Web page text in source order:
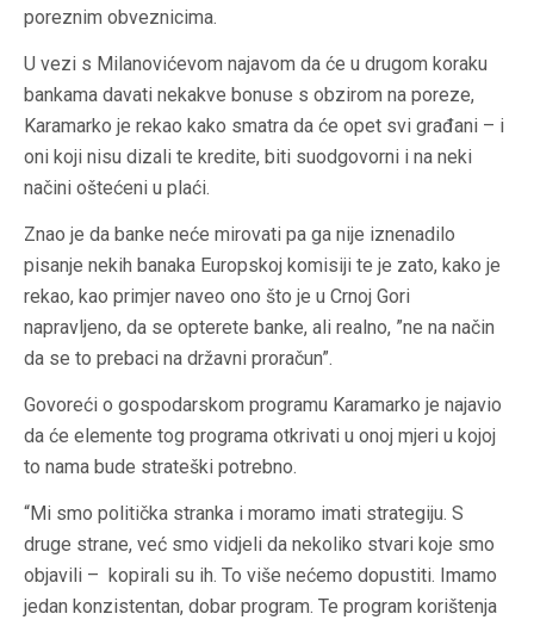
poreznim obveznicima.
U vezi s Milanovićevom najavom da će u drugom koraku
bankama davati nekakve bonuse s obzirom na poreze,
Karamarko je rekao kako smatra da će opet svi građani – i
oni koji nisu dizali te kredite, biti suodgovorni i na neki
načini oštećeni u plaći.
Znao je da banke neće mirovati pa ga nije iznenadilo
pisanje nekih banaka Europskoj komisiji te je zato, kako je
rekao, kao primjer naveo ono što je u Crnoj Gori
napravljeno, da se opterete banke, ali realno, ”ne na način
da se to prebaci na državni proračun”.
Govoreći o gospodarskom programu Karamarko je najavio
da će elemente tog programa otkrivati u onoj mjeri u kojoj
to nama bude strateški potrebno.
“Mi smo politička stranka i moramo imati strategiju. S
druge strane, već smo vidjeli da nekoliko stvari koje smo
objavili – kopirali su ih. To više nećemo dopustiti. Imamo
jedan konzistentan, dobar program. Te program korištenja